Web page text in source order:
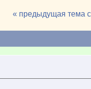
« предыдущая тема